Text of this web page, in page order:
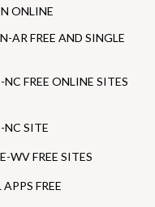
ONLINE
AR FREE AND SINGLE
FREE ONLINE SITES
NC SITE
WV FREE SITES
FREE